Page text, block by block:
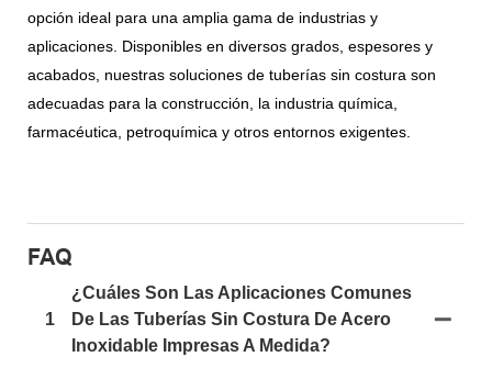
opción ideal para una amplia gama de industrias y
aplicaciones. Disponibles en diversos grados, espesores y
acabados, nuestras soluciones de tuberías sin costura son
adecuadas para la construcción, la industria química,
farmacéutica, petroquímica y otros entornos exigentes.
FAQ
1
¿Cuáles Son Las Aplicaciones Comunes
De Las Tuberías Sin Costura De Acero
Inoxidable Impresas A Medida?